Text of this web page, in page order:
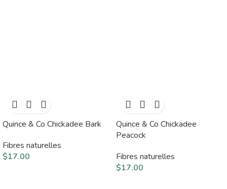
Quince & Co Chickadee Bark
Fibres naturelles
$17.00
Quince & Co Chickadee
Peacock
Fibres naturelles
$17.00